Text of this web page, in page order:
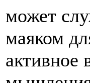
может
маяком
активное